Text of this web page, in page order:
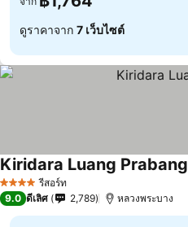
ดูราคาจาก 7 เว็บไซต์
4 ดาว รีสอร์ท
Kiridara Luang Prabang
9.0 ดีเลิศ 2,789 หลวงพระบาง